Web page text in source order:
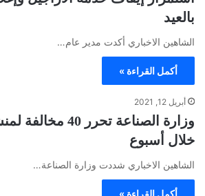
بالعيد
الشاهين الاخباري أكدت مدير عام…
أكمل القراءة »
أبريل 12, 2021
خلال أسبوع
الشاهين الاخباري شددت وزارة الصناعة…
أكمل القراءة »